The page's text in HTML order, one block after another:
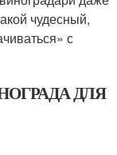
чудесный,
с
ДЛЯ